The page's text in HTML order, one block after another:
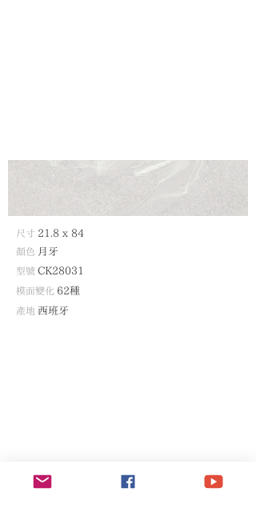
尺寸 21.8 x 84
顏色 月牙
型號 CK28031
模面變化 62種
產地 西班牙